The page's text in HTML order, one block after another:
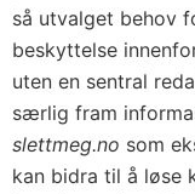
så utvalget behov
beskyttelse
uten en sentral
særlig fram
slettmeg.no som
kan bidra til å løse